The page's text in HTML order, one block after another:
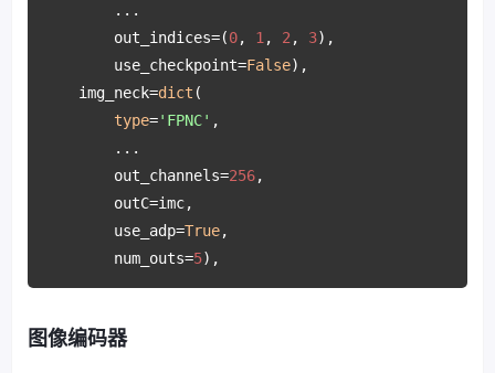
        ...
        out_indices=(
0, 1 , 2 , 3),
        use_checkpoint=
False),
    img_neck=
dict (
type='FPNC' ,
        ...
        out_channels=
256,
        outC=imc,
        use_adp=
True,
        num_outs=
5),
图像编码器